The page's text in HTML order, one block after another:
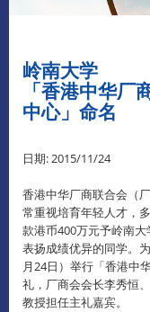
岭南大学
「香港中华厂
中心」命名
日期: 2015/11/24
香港中华厂商联合会（
常重视培育年轻人才，
款港币400万元予岭南
表扬成绩优异的同学。
月24日）举行「香港中
礼，厂商会会长李秀恒
教授担任主礼嘉宾。